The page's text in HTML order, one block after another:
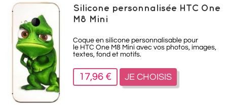
Silicone personnalisée HTC One
M8 Mini
Coque en silicone personnalisable pour
le HTC One M8 Mini avec vos photos, images,
textes, fond et motifs.
17,96 € JE CHOISIS